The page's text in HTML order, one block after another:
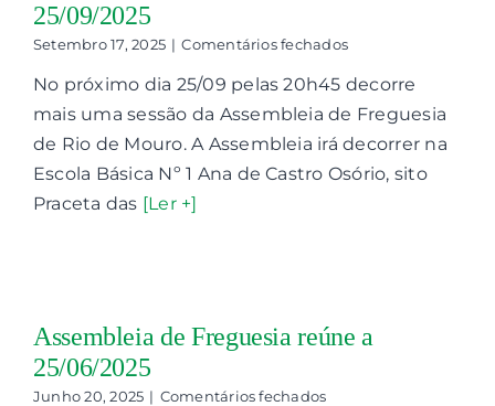
da
de
Freguesia
25/09/2025
Setembro 17, 2025 | Comentários fechadosem
de
Freguesia
reúne
a
25/09/2025
No próximo dia 25/09 pelas 20h45 decorre
mais uma sessão da Assembleia de Freguesia
de Rio de Mouro. A Assembleia irá decorrer na
Escola Básica Nº 1 Ana de Castro Osório, sito
Praceta das [Ler +]
Assembleia de Freguesia reúne a
25/06/2025
Junho 20, 2025 | Comentários fechadosem